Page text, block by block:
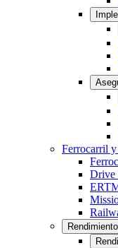
Ferrocarril
Drive